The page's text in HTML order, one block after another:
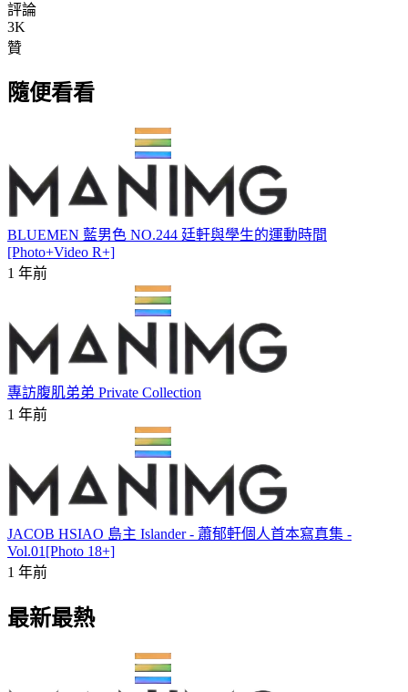
評論
3K
贊
隨便看看
BLUEMEN 藍男色 NO.244 廷軒與學生的運動時間
[Photo+Video R+]
1 年前
專訪腹肌弟弟 Private Collection
1 年前
JACOB HSIAO 島主 Islander - 蕭郁軒個人首本寫真集 -
Vol.01[Photo 18+]
1 年前
最新最熱